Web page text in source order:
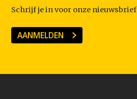
Schrijf je in voor onze nieuwsbrief
AANMELDEN